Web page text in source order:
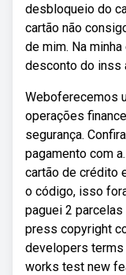
desbloqueio do
cartão não
de mim. Na
desconto do inss
Weboferecemos
operações
segurança.
pagamento com
cartão de crédito
o código, isso
paguei 2
press copyright
developers
works test new